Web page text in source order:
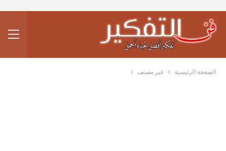
الصفحة الرئيسية غير مصنف